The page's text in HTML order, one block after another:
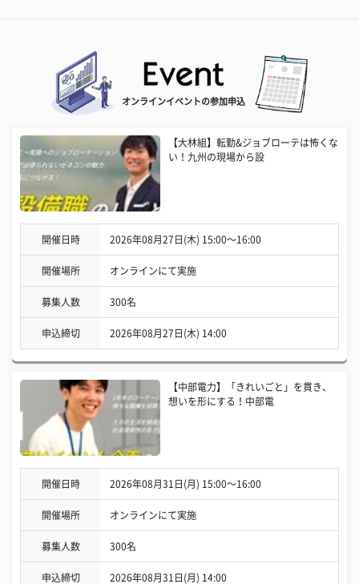
オンラインイベントの参加申込
【大林組】転勤&ジョブローテは怖くな
い！九州の現場から設
開催日時 2026年08月27日(木) 15:00〜16:00
開催場所 オンラインにて実施
募集人数 300名
申込締切 2026年08月27日(木) 14:00
【中部電力】「きれいごと」を貫き、
想いを形にする！中部電
開催日時 2026年08月31日(月) 15:00〜16:00
開催場所 オンラインにて実施
募集人数 300名
申込締切 2026年08月31日(月) 14:00